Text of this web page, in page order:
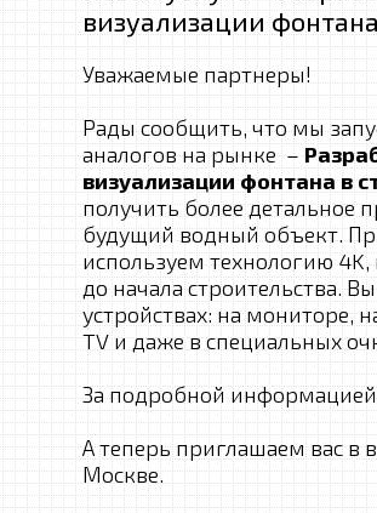
визуализации
Уважаемые партнеры!
Рады сообщить, что мы
аналогов на рынке –
визуализации фонтана в
получить более детальное
будущий водный объект.
используем технологию
до начала строительства.
устройствах: на мониторе,
TV и даже в специальных
За подробной
А теперь приглашаем вас в
Москве.